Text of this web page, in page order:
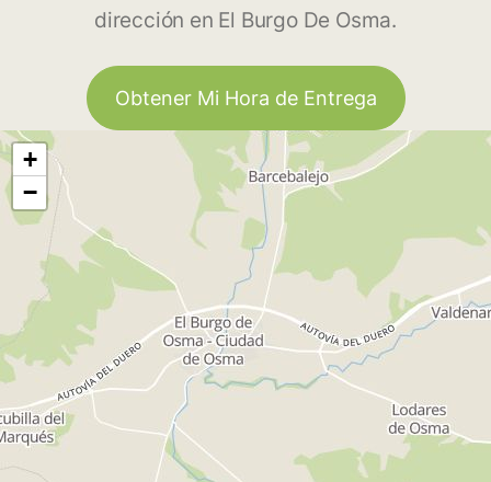
dirección en El Burgo De Osma.
Obtener Mi Hora de Entrega
+
−